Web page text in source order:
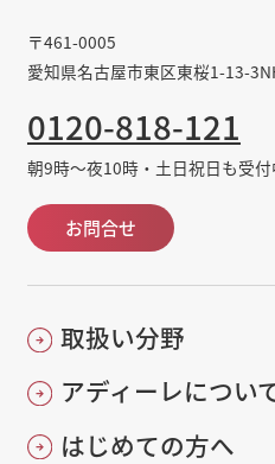
〒461-0005
愛知県名古屋市東区東桜1-13-
0120-818-121
朝9時～夜10時・土日祝日も受付
お問合せ
取扱い分野
アディーレについ
はじめての方へ